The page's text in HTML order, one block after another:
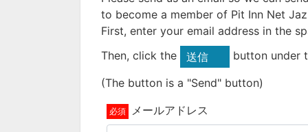
to become a member of Pit Inn Net
First, enter your email address in the
Then, click the
送信
button under
(The button is a "Send" button)
メールアドレス